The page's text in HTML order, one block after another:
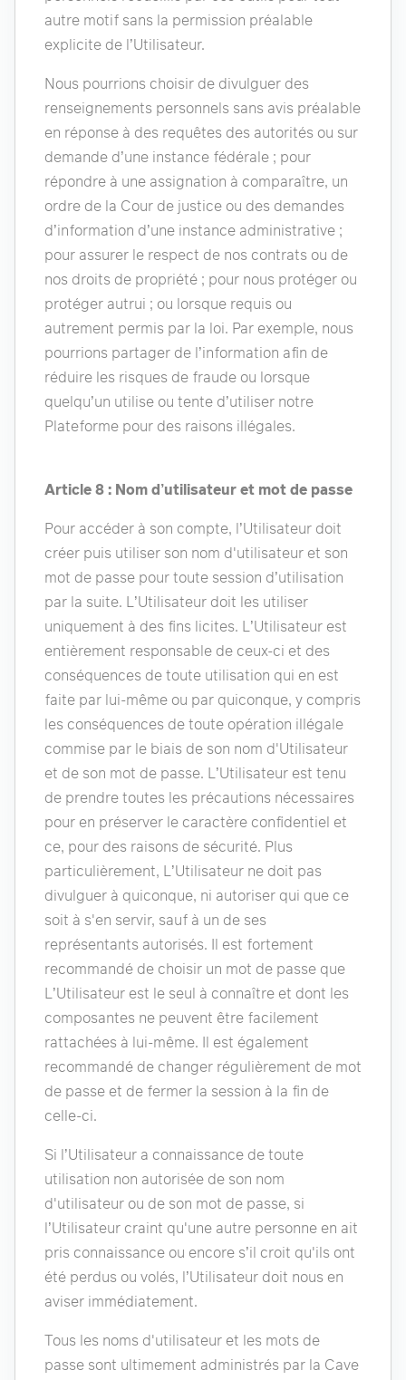
autre motif sans la permission préalable
explicite de l’Utilisateur.
Nous pourrions choisir de divulguer des
renseignements personnels sans avis préalable
en réponse à des requêtes des autorités ou sur
demande d’une instance fédérale ; pour
répondre à une assignation à comparaître, un
ordre de la Cour de justice ou des demandes
d’information d’une instance administrative ;
pour assurer le respect de nos contrats ou de
nos droits de propriété ; pour nous protéger ou
protéger autrui ; ou lorsque requis ou
autrement permis par la loi. Par exemple, nous
pourrions partager de l’information afin de
réduire les risques de fraude ou lorsque
quelqu’un utilise ou tente d’utiliser notre
Plateforme pour des raisons illégales.
Article 8 : Nom d’utilisateur et mot de passe
Pour accéder à son compte, l’Utilisateur doit
créer puis utiliser son nom d'utilisateur et son
mot de passe pour toute session d’utilisation
par la suite. L’Utilisateur doit les utiliser
uniquement à des fins licites. L’Utilisateur est
entièrement responsable de ceux-ci et des
conséquences de toute utilisation qui en est
faite par lui-même ou par quiconque, y compris
les conséquences de toute opération illégale
commise par le biais de son nom d'Utilisateur
et de son mot de passe. L’Utilisateur est tenu
de prendre toutes les précautions nécessaires
pour en préserver le caractère confidentiel et
ce, pour des raisons de sécurité. Plus
particulièrement, L’Utilisateur ne doit pas
divulguer à quiconque, ni autoriser qui que ce
soit à s'en servir, sauf à un de ses
représentants autorisés. Il est fortement
recommandé de choisir un mot de passe que
L’Utilisateur est le seul à connaître et dont les
composantes ne peuvent être facilement
rattachées à lui-même. Il est également
recommandé de changer régulièrement de mot
de passe et de fermer la session à la fin de
celle-ci.
Si l’Utilisateur a connaissance de toute
utilisation non autorisée de son nom
d'utilisateur ou de son mot de passe, si
l’Utilisateur craint qu'une autre personne en ait
pris connaissance ou encore s’il croit qu'ils ont
été perdus ou volés, l’Utilisateur doit nous en
aviser immédiatement.
Tous les noms d'utilisateur et les mots de
passe sont ultimement administrés par la Cave